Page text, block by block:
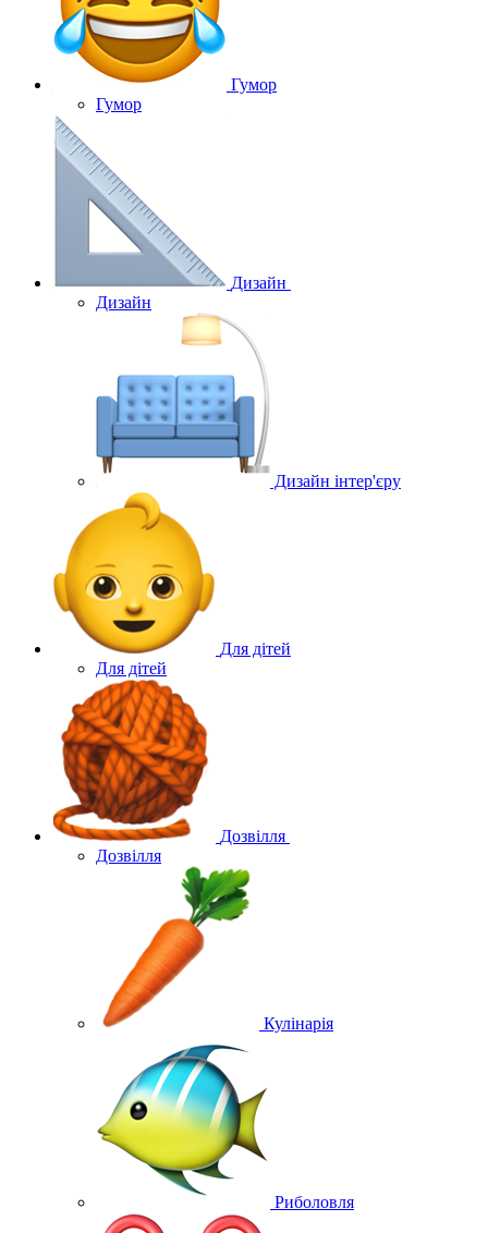
Гумор
Гумор
Дизайн
Дизайн
Дизайн інтер'єру
Для дітей
Для дітей
Дозвілля
Дозвілля
Кулінарія
Риболовля